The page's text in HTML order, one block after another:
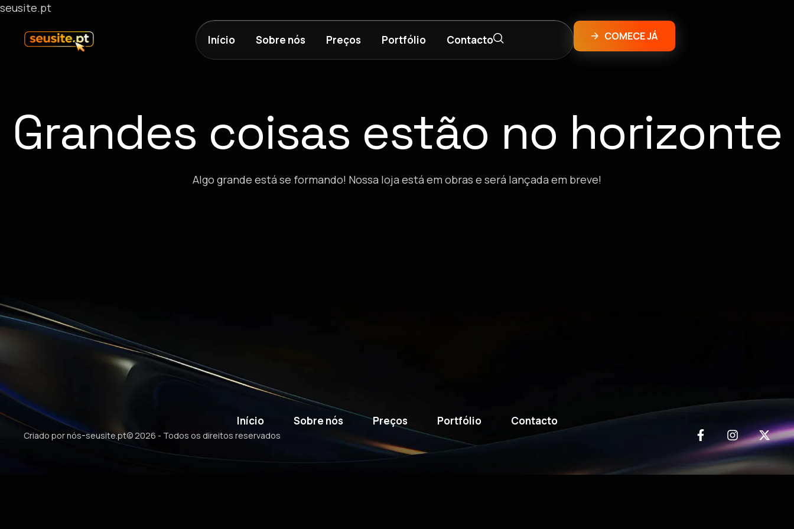
seusite.pt
Início Sobre nós Preços Portfólio Contacto COMECE JÁ
Grandes coisas estão no horizonte
Algo grande está se formando! Nossa loja está em obras e será lançada em breve!
Início Sobre nós Preços Portfólio Contacto
Criado por nós-seusite.pt© 2026 - Todos os direitos reservados